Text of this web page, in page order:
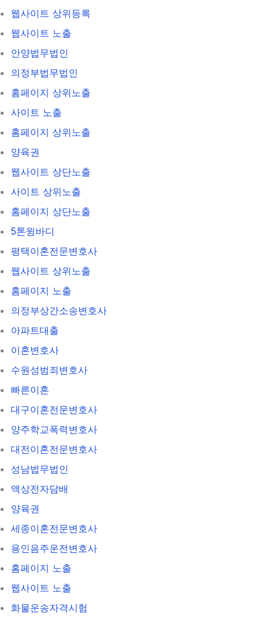
웹사이트 상위등록
웹사이트 노출
안양법무법인
의정부법무법인
홈페이지 상위노출
사이트 노출
홈페이지 상위노출
양육권
웹사이트 상단노출
사이트 상위노출
홈페이지 상단노출
5톤윙바디
평택이혼전문변호사
웹사이트 상위노출
홈페이지 노출
의정부상간소송변호사
아파트대출
이혼변호사
수원성범죄변호사
빠른이혼
대구이혼전문변호사
양주학교폭력변호사
대전이혼전문변호사
성남법무법인
액상전자담배
양육권
세종이혼전문변호사
용인음주운전변호사
홈페이지 노출
웹사이트 노출
화물운송자격시험